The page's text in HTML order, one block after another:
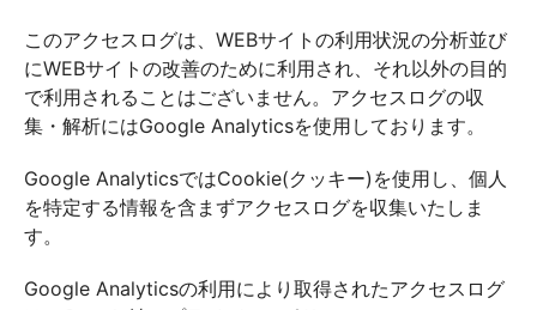
このアクセスログは、WEBサイトの利用状況の分析並び
にWEBサイトの改善のために利用され、それ以外の目的
で利用されることはございません。アクセスログの収
集・解析にはGoogle Analyticsを使用しております。
Google AnalyticsではCookie(クッキー)を使用し、個人
を特定する情報を含まずアクセスログを収集いたしま
す。
Google Analyticsの利用により取得されたアクセスログ